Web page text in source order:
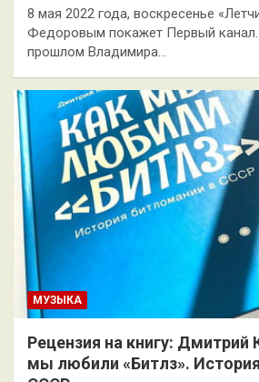
8 мая 2022 года, воскресенье
Федоровым покажет Первый
прошлом Владимира…
МУЗЫКА
Рецензия на книгу: Дмитрий
мы любили «Битлз».